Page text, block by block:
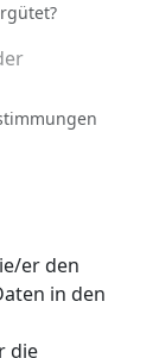
er den
in den
die